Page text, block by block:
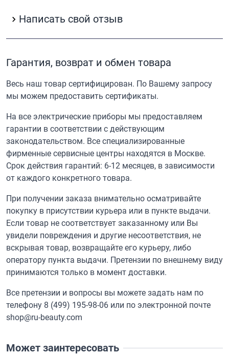
Написать свой отзыв
Гарантия, возврат и обмен товара
Весь наш товар сертифицирован. По Вашему запросу
мы можем предоставить сертификаты.
На все электрические приборы мы предоставляем
гарантии в соответствии с действующим
законодательством. Все специализированные
фирменные сервисные центры находятся в Москве.
Срок действия гарантий: 6-12 месяцев, в зависимости
от каждого конкретного товара.
При получении заказа внимательно осматривайте
покупку в присутствии курьера или в пункте выдачи.
Если товар не соответствует заказанному или Вы
увидели повреждения и другие несоответствия, не
вскрывая товар, возвращайте его курьеру, либо
оператору пункта выдачи. Претензии по внешнему виду
принимаются только в момент доставки.
Все претензии и вопросы вы можете задать нам по
телефону 8 (499) 195-98-06 или по электронной почте
shop@ru-beauty.com
Может заинтересовать